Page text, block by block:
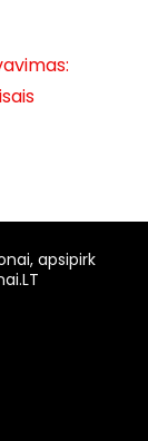
apsipirk